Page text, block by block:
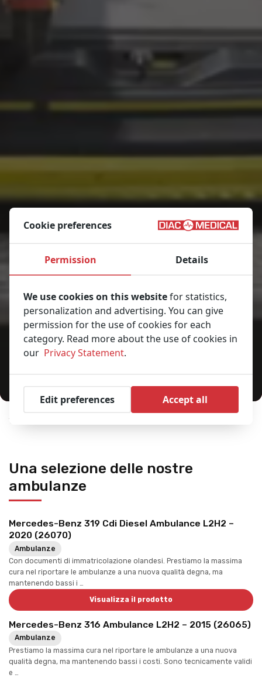
Tu sei qui:
Una selezione delle nostre
ambulanze
Mercedes-Benz 319 Cdi Diesel Ambulance L2H2 –
2020 (26070)
Ambulanze
Con documenti di immatricolazione olandesi. Prestiamo la massima
cura nel riportare le ambulanze a una nuova qualità degna, ma
mantenendo bassi i …
Visualizza il prodotto
Mercedes-Benz 316 Ambulance L2H2 – 2015 (26065)
Ambulanze
Prestiamo la massima cura nel riportare le ambulanze a una nuova
qualità degna, ma mantenendo bassi i costi. Sono tecnicamente validi
e …
Cookie preferences
Permission Details
We use cookies on this websitefor statistics,
personalization and advertising. You can give
permission for the use of cookies for each
category. Read more about the use of cookies in
our Privacy Statement.
Edit preferences Accept all